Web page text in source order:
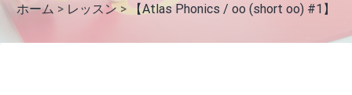
ホーム > レッスン> 【Atlas Phonics / oo (short oo) #1】